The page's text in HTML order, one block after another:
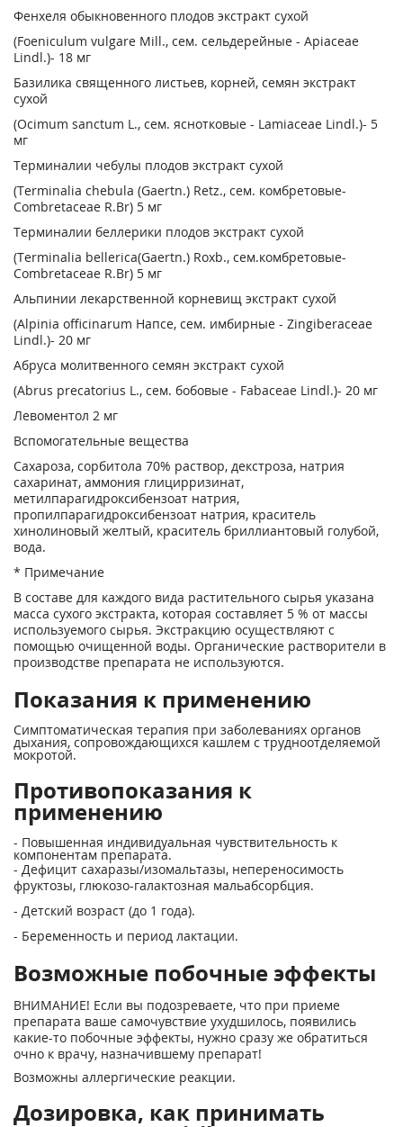
Фенхеля обыкновенного плодов экстракт сухой
(Foeniculum vulgare Mill., сем. сельдерейные - Apiaceae
Lindl.)- 18 мг
Базилика священного листьев, корней, семян экстракт
сухой
(Ocimum sanctum L., сем. яснотковые - Lamiaceae Lindl.)- 5
мг
Терминалии чебулы плодов экстракт сухой
(Terminalia chebula (Gaertn.) Retz., сем. комбретовые-
Combretaceae R.Br) 5 мг
Терминалии беллерики плодов экстракт сухой
(Terminalia bellerica(Gaertn.) Roxb., сем.комбретовые-
Combretaceae R.Br) 5 мг
Альпинии лекарственной корневищ экстракт сухой
(Alpinia officinarum Напсе, сем. имбирные - Zingiberaceae
Lindl.)- 20 мг
Абруса молитвенного семян экстракт сухой
(Abrus precatorius L., сем. бобовые - Fabaceae Lindl.)- 20 мг
Левоментол 2 мг
Вспомогательные вещества
Сахароза, сорбитола 70% раствор, декстроза, натрия
сахаринат, аммония глицирризинат,
метилпарагидроксибензоат натрия,
пропилпарагидроксибензоат натрия, краситель
хинолиновый желтый, краситель бриллиантовый голубой,
вода.
* Примечание
В составе для каждого вида растительного сырья указана
масса сухого экстракта, которая составляет 5 % от массы
используемого сырья. Экстракцию осуществляют с
помощью очищенной воды. Органические растворители в
производстве препарата не используются.
Показания к применению
Симптоматическая терапия при заболеваниях органов
дыхания, сопровождающихся кашлем с трудноотделяемой
мокротой.
Противопоказания к
применению
- Повышенная индивидуальная чувствительность к
компонентам препарата.
- Дефицит сахаразы/изомальтазы, непереносимость
фруктозы, глюкозо-галактозная мальабсорбция.
- Детский возраст (до 1 года).
- Беременность и период лактации.
Возможные побочные эффекты
ВНИМАНИЕ! Если вы подозреваете, что при приеме
препарата ваше самочувствие ухудшилось, появились
какие-то побочные эффекты, нужно сразу же обратиться
очно к врачу, назначившему препарат!
Возможны аллергические реакции.
Дозировка, как принимать